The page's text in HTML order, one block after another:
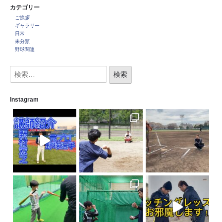
カテゴリー
ご挨拶
ギャラリー
日常
未分類
野球関連
Instagram